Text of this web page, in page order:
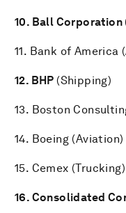
10. Ball Corporation
11. Bank of America
12. BHP (Shipping)
13. Boston
14. Boeing (Aviation)
15. Cemex (Trucking)
16. Consolidated